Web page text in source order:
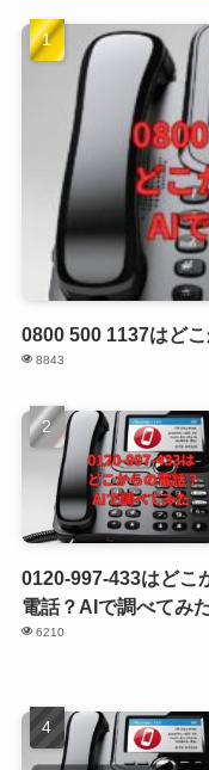
0800 500 1137はど
8843
0120-997-433はどこ
電話？AIで調べてみ
6210